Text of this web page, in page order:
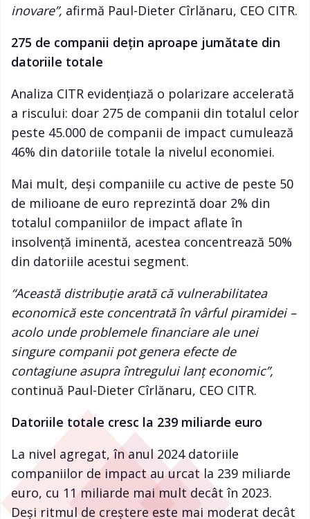
inovare”, afirmă Paul-Dieter Cîrlănaru, CEO CITR.
275 de companii dețin aproape jumătate din
datoriile totale
Analiza CITR evidențiază o polarizare accelerată
a riscului: doar 275 de companii din totalul celor
peste 45.000 de companii de impact cumulează
46% din datoriile totale la nivelul economiei.
Mai mult, deși companiile cu active de peste 50
de milioane de euro reprezintă doar 2% din
totalul companiilor de impact aflate în
insolvență iminentă, acestea concentrează 50%
din datoriile acestui segment.
“Această distribuție arată că vulnerabilitatea
economică este concentrată în vârful piramidei –
acolo unde problemele financiare ale unei
singure companii pot genera efecte de
contagiune asupra întregului lanț economic”,
continuă Paul-Dieter Cîrlănaru, CEO CITR.
Datoriile totale cresc la 239 miliarde euro
La nivel agregat, în anul 2024 datoriile
companiilor de impact au urcat la 239 miliarde
euro, cu 11 miliarde mai mult decât în 2023.
Deși ritmul de creștere este mai moderat decât